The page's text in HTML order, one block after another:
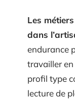
Les
dans
endurance
travailler
profil type
lecture de